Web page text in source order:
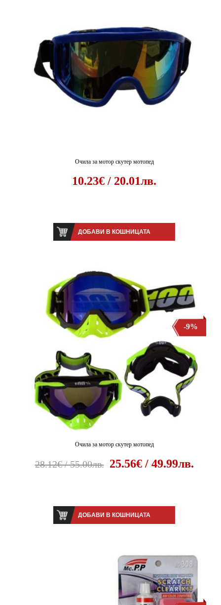
Очила за мотор скутер мотопед
10.23€ / 20.01лв.
ДОБАВИ В КОШНИЦАТА
Очила за мотор скутер мотопед
28.12€ / 55.00лв. 25.56€ / 49.99лв.
-9%
ДОБАВИ В КОШНИЦАТА